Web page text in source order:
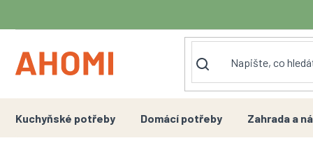
obsah
Kuchyňské potřeby Domácí potřeby Zahrada a